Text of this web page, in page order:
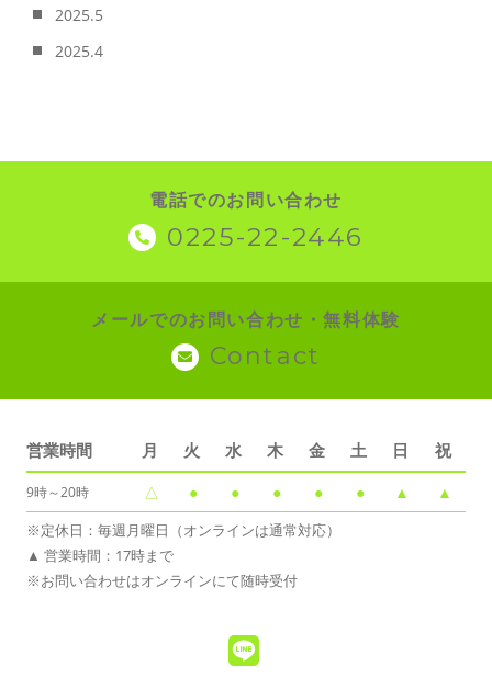
2025.5
2025.4
電話でのお問い合わせ
0225-22-2446
メールでのお問い合わせ・無料体験
Contact
営業時間 月 火 水 木 金 土 日 祝
9時～20時 △ ● ● ● ● ● ▲ ▲
※定休日：毎週月曜日（オンラインは通常対応）
▲ 営業時間：17時まで
※お問い合わせはオンラインにて随時受付